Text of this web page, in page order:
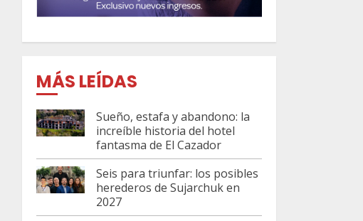
MÁS LEÍDAS
Sueño, estafa y abandono: la
increíble historia del hotel
fantasma de El Cazador
Seis para triunfar: los posibles
herederos de Sujarchuk en
2027